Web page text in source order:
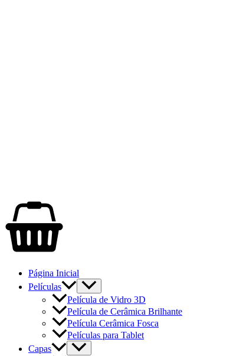
Página Inicial
Películas
Película de Vidro 3D
Película de Cerâmica Brilhante
Película Cerâmica Fosca
Películas para Tablet
Capas